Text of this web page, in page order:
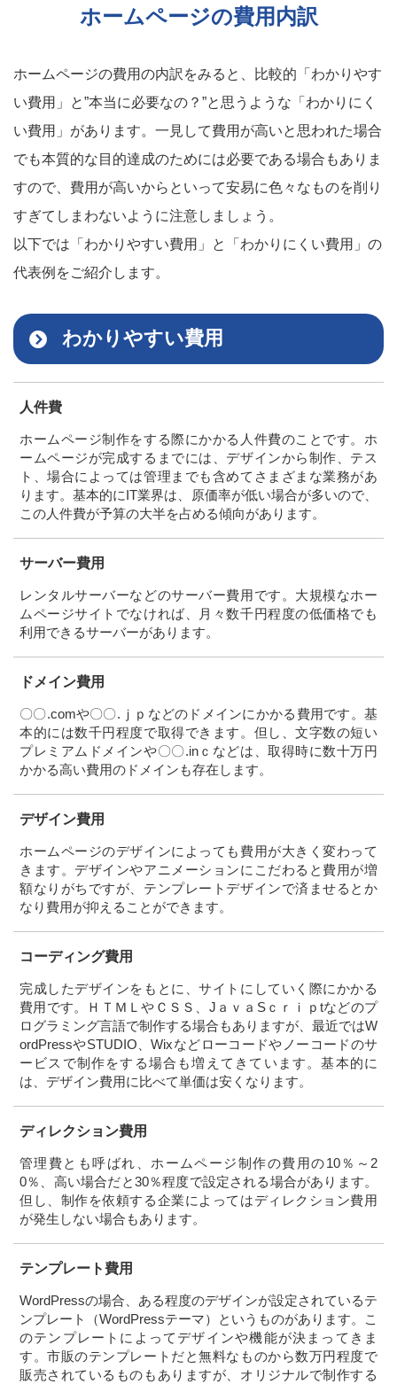
ホームページの費用内訳
ホームページの費用の内訳をみると、比較的「わかりやす
い費用」と”本当に必要なの？”と思うような「わかりにく
い費用」があります。一見して費用が高いと思われた場合
でも本質的な目的達成のためには必要である場合もありま
すので、費用が高いからといって安易に色々なものを削り
すぎてしまわないように注意しましょう。
以下では「わかりやすい費用」と「わかりにくい費用」の
代表例をご紹介します。
わかりやすい費用
人件費
ホームページ制作をする際にかかる人件費のことです。ホ
ームページが完成するまでには、デザインから制作、テス
ト、場合によっては管理までも含めてさまざまな業務があ
ります。基本的にIT業界は、原価率が低い場合が多いので、
この人件費が予算の大半を占める傾向があります。
サーバー費用
レンタルサーバーなどのサーバー費用です。大規模なホー
ムページサイトでなければ、月々数千円程度の低価格でも
利用できるサーバーがあります。
ドメイン費用
〇〇.comや〇〇.ｊｐなどのドメインにかかる費用です。基
本的には数千円程度で取得できます。但し、文字数の短い
プレミアムドメインや〇〇.inｃなどは、取得時に数十万円
かかる高い費用のドメインも存在します。
デザイン費用
ホームページのデザインによっても費用が大きく変わって
きます。デザインやアニメーションにこだわると費用が増
額なりがちですが、テンプレートデザインで済ませるとか
なり費用が抑えることができます。
コーディング費用
完成したデザインをもとに、サイトにしていく際にかかる
費用です。ＨＴＭＬやＣＳＳ、JａｖａSｃｒｉｐtなどのプ
ログラミング言語で制作する場合もありますが、最近ではW
ordPressやSTUDIO、Wixなどローコードやノーコードのサ
ービスで制作をする場合も増えてきています。基本的に
は、デザイン費用に比べて単価は安くなります。
ディレクション費用
管理費とも呼ばれ、ホームページ制作の費用の10％～2
0％、高い場合だと30％程度で設定される場合があります。
但し、制作を依頼する企業によってはディレクション費用
が発生しない場合もあります。
テンプレート費用
WordPressの場合、ある程度のデザインが設定されているテ
ンプレート（WordPressテーマ）というものがあります。こ
のテンプレートによってデザインや機能が決まってきま
す。市販のテンプレートだと無料なものから数万円程度で
販売されているものもありますが、オリジナルで制作する